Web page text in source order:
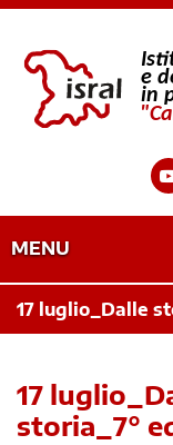
MENU
17 luglio_Dalle
17
storia_7°